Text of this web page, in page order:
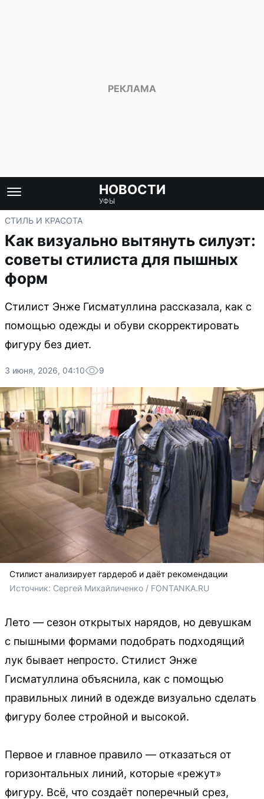
НОВОСТИ
УФЫ
СТИЛЬ И КРАСОТА
Как визуально вытянуть силуэт:
советы стилиста для пышных
форм
Стилист Энже Гисматуллина рассказала, как с
помощью одежды и обуви скорректировать
фигуру без диет.
3 июня, 2026, 04:10 9
Стилист анализирует гардероб и даёт рекомендации
Источник: Сергей Михайличенко / FONTANKA.RU
Лето — сезон открытых нарядов, но девушкам
с пышными формами подобрать подходящий
лук бывает непросто. Стилист Энже
Гисматуллина объяснила, как с помощью
правильных линий в одежде визуально сделать
фигуру более стройной и высокой.
Первое и главное правило — отказаться от
горизонтальных линий, которые «режут»
фигуру. Всё, что создаёт поперечный срез,